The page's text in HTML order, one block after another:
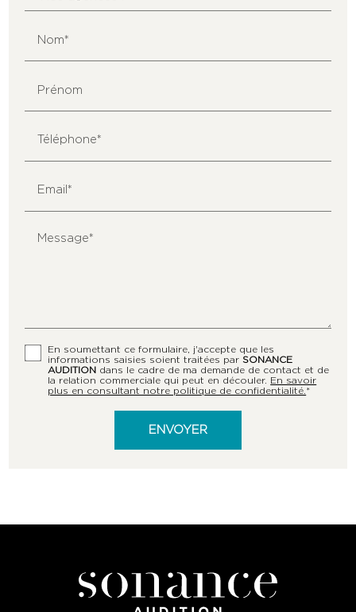
Nom*
Prénom
Téléphone*
Email*
Message*
En soumettant ce formulaire, j'accepte que les
informations saisies soient traitées par SONANCE
AUDITION dans le cadre de ma demande de contact et de
la relation commerciale qui peut en découler. En savoir
plus en consultant notre politique de confidentialité.*